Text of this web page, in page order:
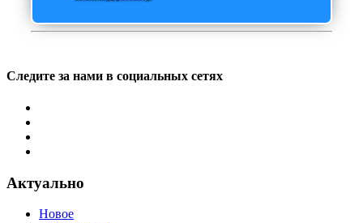
Следите за нами в социальных сетях
Актуально
Новое